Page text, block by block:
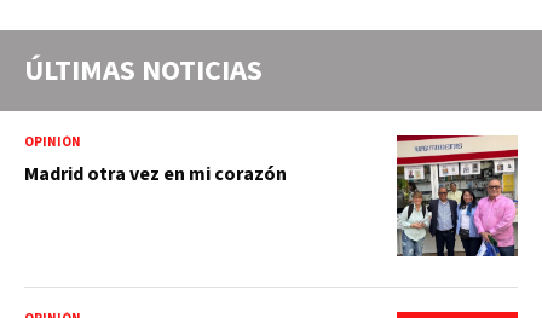
ÚLTIMAS NOTICIAS
OPINIÓN
Madrid otra vez en mi corazón